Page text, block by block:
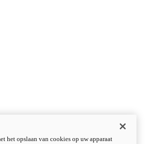
het opslaan van cookies op uw apparaat